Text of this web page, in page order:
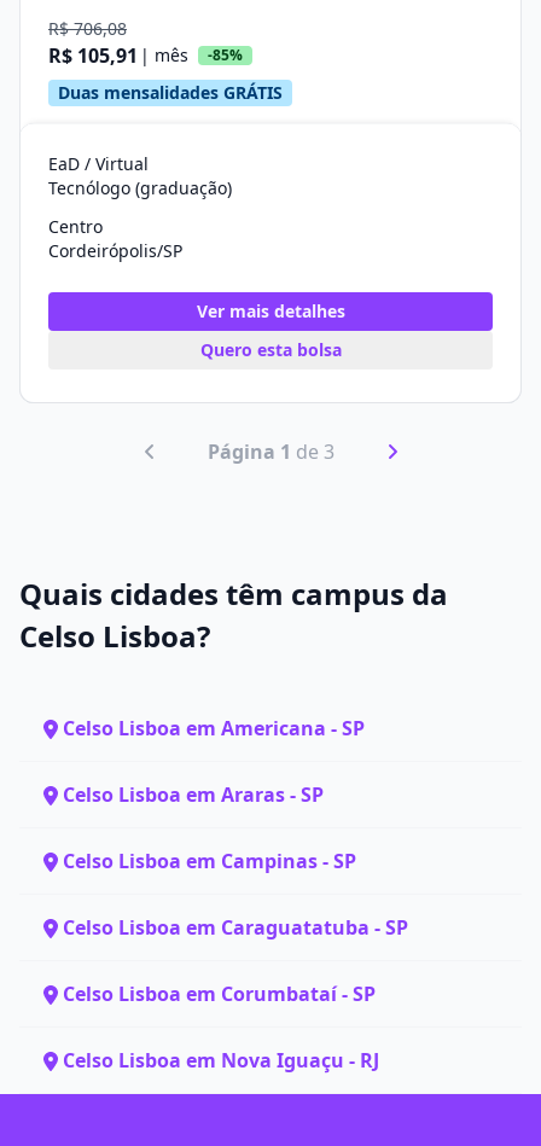
R$ 706,08
R$ 105,91 | mês -85%
Duas mensalidades GRÁTIS
EaD / Virtual
Tecnólogo (graduação)
Centro
Cordeirópolis/SP
Ver mais detalhes
Quero esta bolsa
Página 1 de 3
Quais cidades têm campus da
Celso Lisboa?
Celso Lisboa em Americana - SP
Celso Lisboa em Araras - SP
Celso Lisboa em Campinas - SP
Celso Lisboa em Caraguatatuba - SP
Celso Lisboa em Corumbataí - SP
Celso Lisboa em Nova Iguaçu - RJ